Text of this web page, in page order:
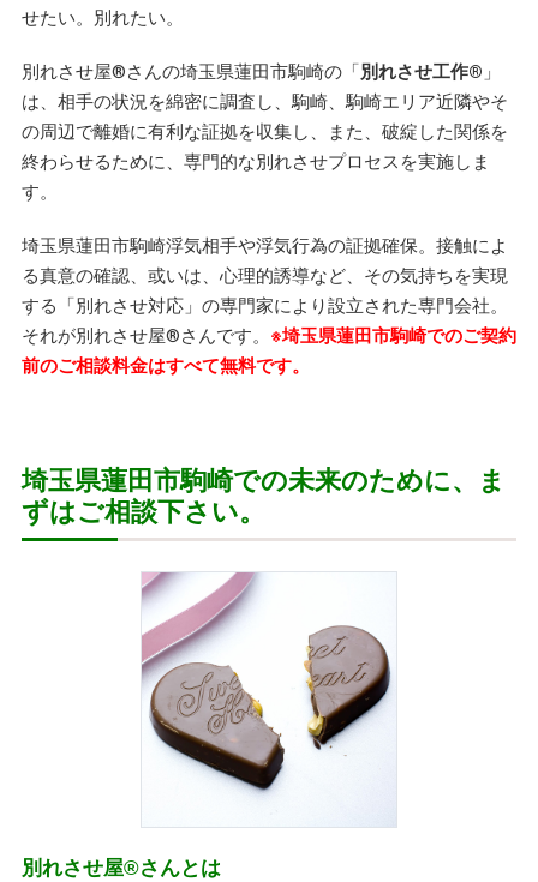
せたい。別れたい。
別れさせ屋®さんの埼玉県蓮田市駒崎の「別れさせ工作® 」
は、相手の状況を綿密に調査し、駒崎、駒崎エリア近隣やそ
の周辺で離婚に有利な証拠を収集し、また、破綻した関係を
終わらせるために、専門的な別れさせプロセスを実施しま
す。
埼玉県蓮田市駒崎浮気相手や浮気行為の証拠確保。接触によ
る真意の確認、或いは、心理的誘導など、その気持ちを実現
する「別れさせ対応」の専門家により設立された専門会社。
それが別れさせ屋®さんです。 ※埼玉県蓮田市駒崎でのご契約
前のご相談料金はすべて無料です。
埼玉県蓮田市駒崎での未来のために、ま
ずはご相談下さい。
別れさせ屋®さんとは